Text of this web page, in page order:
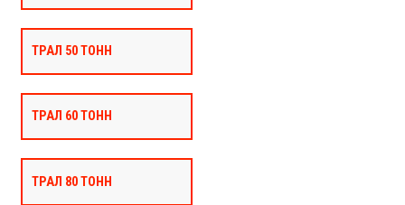
ТРАЛ 50 ТОНН
ТРАЛ 60 ТОНН
ТРАЛ 80 ТОНН